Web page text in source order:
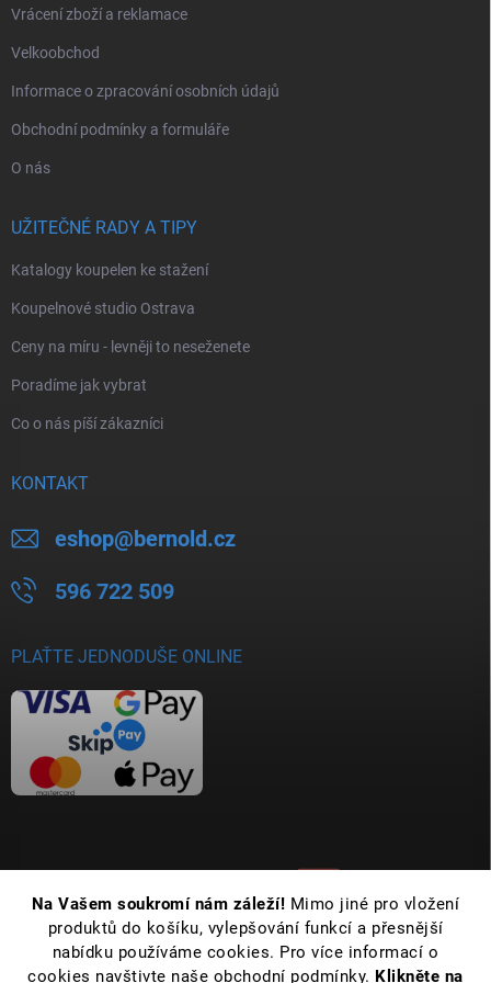
Na Vašem soukromí nám záleží! Mimo jiné pro vložení
produktů do košíku, vylepšování funkcí a přesnější
nabídku používáme cookies. Pro více informací o
cookies navštivte naše obchodní podmínky. Klikněte na
Vrácení zboží a reklamace
Velkoobchod
Informace o zpracování osobních údajů
Obchodní podmínky a formuláře
O nás
UŽITEČNÉ RADY A TIPY
Katalogy koupelen ke stažení
Koupelnové studio Ostrava
Ceny na míru - levněji to neseženete
Poradíme jak vybrat
Co o nás píší zákazníci
KONTAKT
eshop@bernold.cz
596 722 509
PLAŤTE JEDNODUŠE ONLINE